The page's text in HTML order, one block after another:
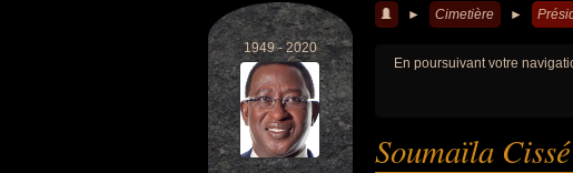
1949 - 2020
► Cimetière ►
En poursuivant votre
Soumaïla Cissé